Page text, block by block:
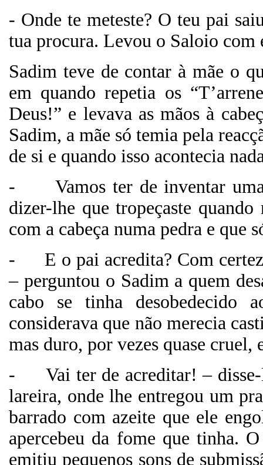
- Onde te meteste? O teu pai
tua procura. Levou o Saloio com
Sadim teve de contar à mãe o
em quando repetia os
Deus!” e levava as mãos à
Sadim, a mãe só temia pela
de si e quando isso acontecia
-
Vamos ter de inventar
dizer-lhe que tropeçaste quando
com a cabeça numa pedra e que
-
E o pai acredita? Com
– perguntou o Sadim a quem
cabo se tinha
considerava que não merecia
mas duro, por vezes quase cruel,
-
Vai ter de acreditar! –
lareira, onde lhe entregou um
barrado com azeite que ele
apercebeu da fome que tinha.
emitiu pequenos sons de